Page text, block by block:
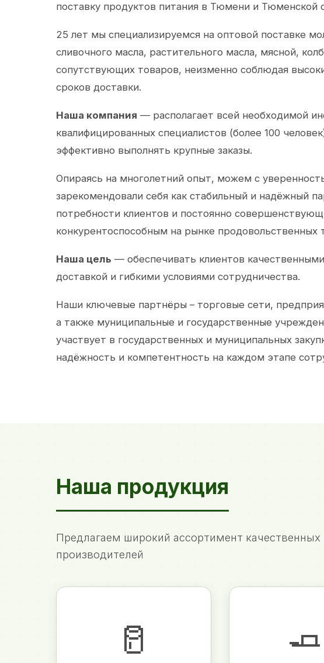
поставку продуктов питания в Тюмени и Тюменской
25 лет мы специализируемся на оптовой поставке
сливочного масла, растительного масла, мясной,
сопутствующих товаров, неизменно соблюдая
сроков доставки.
Наша компания — располагает всей необходимой
квалифицированных специалистов (более 100
эффективно выполнять крупные заказы.
Опираясь на многолетний опыт, можем с
зарекомендовали себя как стабильный и надёжный
потребности клиентов и постоянно
конкурентоспособным на рынке продовольственных
Наша цель — обеспечивать клиентов
доставкой и гибкими условиями сотрудничества.
Наши ключевые партнёры – торговые сети,
а также муниципальные и государственные
участвует в государственных и муниципальных
надёжность и компетентность на каждом этапе
Наша продукция
Предлагаем широкий ассортимент
производителей
🥛 🧈